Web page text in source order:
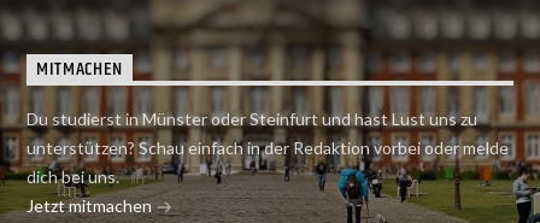
MITMACHEN
Du studierst in Münster oder Steinfurt und hast Lust uns zu
unterstützen? Schau einfach in der Redaktion vorbei oder melde
dich bei uns.
Jetzt mitmachen